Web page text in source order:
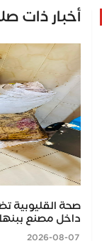
أخبار ذات
صحة القليوبية
داخل مصنع ببنها